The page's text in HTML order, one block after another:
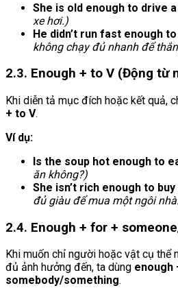
She is old enough to drive a
xe hơi.)
He didn’t run fast enough
không chạy đủ nhanh để
2.3. Enough + to V (Động từ
Khi diễn tả mục đích hoặc kết quả,
+ to V.
Ví dụ:
Is the soup hot enough to
ăn không?)
She isn’t rich enough to
đủ giàu để mua một ngôi
2.4. Enough + for +
Khi muốn chỉ người hoặc vật cụ
đủ ảnh hưởng đến, ta dùng enough
somebody/something.